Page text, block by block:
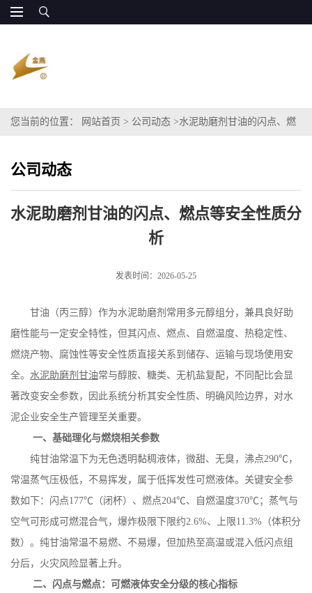
您当前的位置： 网站首页 > 公司动态 >水泥助磨剂甘油的闪点、燃
公司动态
水泥助磨剂甘油的闪点、燃点等安全性质分
析
发表时间：2026-05-25
甘油（丙三醇）作为水泥助磨剂常用多元醇组分，兼具良好助
磨性能与一定安全特性，但其闪点、燃点、自燃温度、热稳定性、
燃烧产物、腐蚀性等安全性质直接关系到储存、运输与现场使用安
全。 水泥助磨剂甘油常与醇胺、糖类、无机盐复配，不同配比会显
著改变安全参数，因此系统分析其安全性质、明确风险边界，对水
泥企业安全生产管理至关重要。
一、基础理化与燃烧相关参数
纯甘油常温下为无色透明黏稠液体，微甜、无臭，沸点290℃，
常温蒸气压极低，不易挥发，属于低挥发性可燃液体。关键安全参
数如下：闪点177℃（闭杯）、燃点204℃、自燃温度370℃；蒸气与
空气可形成可燃混合气，爆炸极限下限约2.6%、上限11.3% （体积分
数）。纯甘油常温不易燃、不易爆，但加热至高温或混入低闪点组
分后，火灾风险显著上升。
二、闪点与燃点：可燃液体安全分级的核心指标